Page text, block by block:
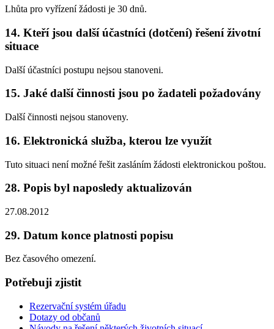
Lhůta pro vyřízení žádosti je 30 dnů.
14. Kteří jsou další účastníci (dotčení) řešení životní
situace
Další účastníci postupu nejsou stanoveni.
15. Jaké další činnosti jsou po žadateli požadovány
Další činnosti nejsou stanoveny.
16. Elektronická služba, kterou lze využít
Tuto situaci není možné řešit zasláním žádosti elektronickou poštou.
28. Popis byl naposledy aktualizován
27.08.2012
29. Datum konce platnosti popisu
Bez časového omezení.
Potřebuji zjistit
Rezervační systém úřadu
Dotazy od občanů